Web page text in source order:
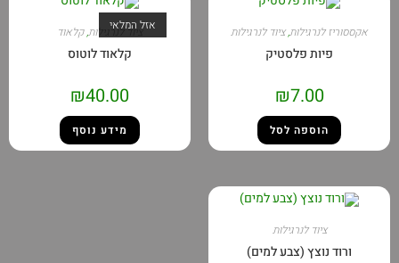
אקססוריז לנרגילות,ציוד לנרגילות
פיות פלסטיק
₪7.00
הוספה לסל
אזל המלאי
ציוד לנרגילות,קלאוד
קלאוד לוטוס
₪40.00
מידע נוסף
ציוד לנרגילות
ורוד נוצץ (צבע למים)